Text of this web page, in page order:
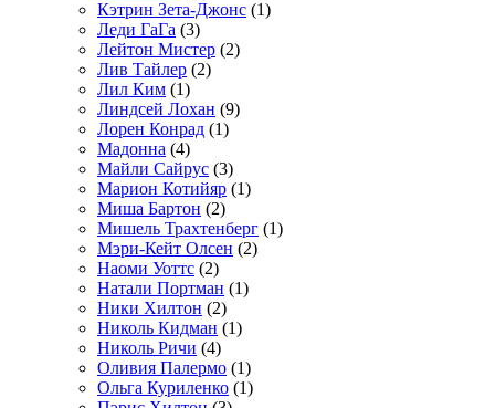
Кэтрин Зета-Джонс (1)
Леди ГаГа (3)
Лейтон Мистер (2)
Лив Тайлер (2)
Лил Ким (1)
Линдсей Лохан (9)
Лорен Конрад (1)
Мадонна (4)
Майли Сайрус (3)
Марион Котийяр (1)
Миша Бартон (2)
Мишель Трахтенберг (1)
Мэри-Кейт Олсен (2)
Наоми Уоттс (2)
Натали Портман (1)
Ники Хилтон (2)
Николь Кидман (1)
Николь Ричи (4)
Оливия Палермо (1)
Ольга Куриленко (1)